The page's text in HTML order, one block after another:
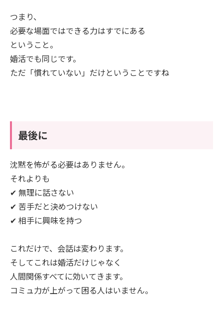
つまり、
必要な場面ではできる力はすでにある
ということ。
婚活でも同じです。
ただ「慣れていない」だけということですね
最後に
沈黙を怖がる必要はありません。
それよりも
✔ 無理に話さない
✔ 苦手だと決めつけない
✔ 相手に興味を持つ
これだけで、会話は変わります。
そしてこれは婚活だけじゃなく
人間関係すべてに効いてきます。
コミュ力が上がって困る人はいません。